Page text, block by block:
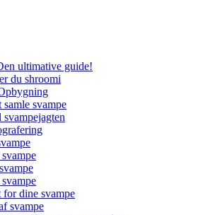
ultimative guide!
du shroomi
samle svampe
for dine svampe
svampe